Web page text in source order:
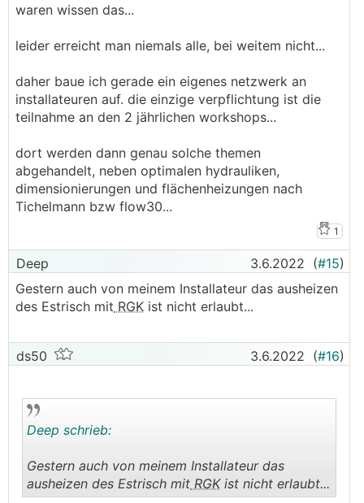
waren wissen das...
leider erreicht man niemals alle, bei weitem nicht...
daher baue ich gerade ein eigenes netzwerk an
installateuren auf. die einzige verpflichtung ist die
teilnahme an den 2 jährlichen workshops...
dort werden dann genau solche themen
abgehandelt, neben optimalen hydrauliken,
dimensionierungen und flächenheizungen nach
Tichelmann bzw flow30...
1
Deep 3.6.2022 (#15)
Gestern auch von meinem Installateur das ausheizen
des Estrisch mit RGK ist nicht erlaubt...
ds50 3.6.2022 (#16)
..
Deep schrieb:
Gestern auch von meinem Installateur das
ausheizen des Estrisch mit RGKist nicht erlaubt...